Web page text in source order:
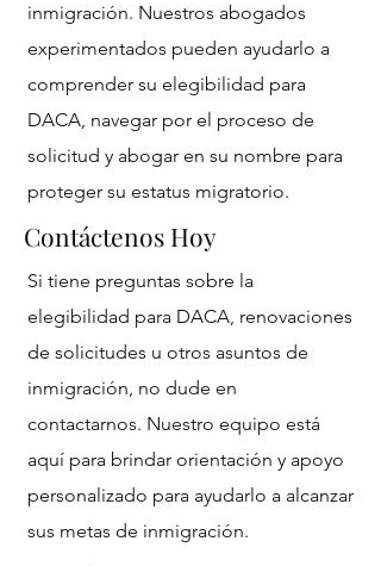
inmigración. Nuestros abogados
experimentados pueden ayudarlo a
comprender su elegibilidad para
DACA, navegar por el proceso de
solicitud y abogar en su nombre para
proteger su estatus migratorio.
Contáctenos Hoy
Si tiene preguntas sobre la
elegibilidad para DACA, renovaciones
de solicitudes u otros asuntos de
inmigración, no dude en
contactarnos. Nuestro equipo está
aquí para brindar orientación y apoyo
personalizado para ayudarlo a alcanzar
sus metas de inmigración.